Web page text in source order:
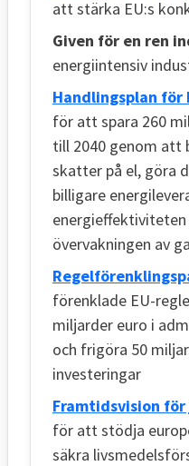
att stärka EU:s
Given för en ren
energiintensiv
Handlingsplan
för att spara 260
till 2040 genom att
skatter på el, göra
billigare
övervakningen av
förenklade EU-
miljarder euro i
och frigöra 50
investeringar
Framtidsvision
för att stödja
säkra